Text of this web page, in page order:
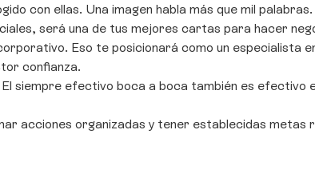
con ellas. Una imagen habla más que mil palabras.
será una de tus mejores cartas para hacer
Eso te posicionará como un especialista
confianza.
siempre efectivo boca a boca también es efectivo
acciones organizadas y tener establecidas metas